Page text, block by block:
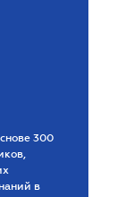
300
в